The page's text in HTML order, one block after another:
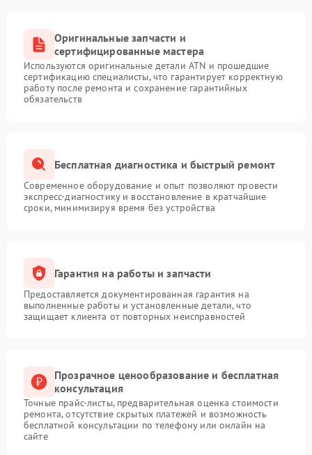
Оригинальные запчасти и
сертифицированные мастера
Используются оригинальные детали ATN и прошедшие
сертификацию специалисты, что гарантирует корректную
работу после ремонта и сохранение гарантийных
обязательств
Бесплатная диагностика и быстрый ремонт
Современное оборудование и опыт позволяют провести
экспресс-диагностику и восстановление в кратчайшие
сроки, минимизируя время без устройства
Гарантия на работы и запчасти
Предоставляется документированная гарантия на
выполненные работы и установленные детали, что
защищает клиента от повторных неисправностей
Прозрачное ценообразование и бесплатная
консультация
Точные прайс-листы, предварительная оценка стоимости
ремонта, отсутствие скрытых платежей и возможность
бесплатной консультации по телефону или онлайн на
сайте